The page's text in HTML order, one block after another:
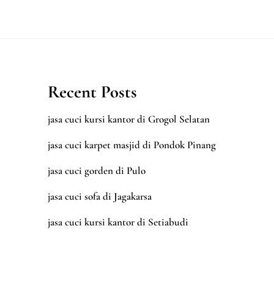
Recent Posts
jasa cuci kursi kantor di Grogol Selatan
jasa cuci karpet masjid di Pondok Pinang
jasa cuci gorden di Pulo
jasa cuci sofa di Jagakarsa
jasa cuci kursi kantor di Setiabudi